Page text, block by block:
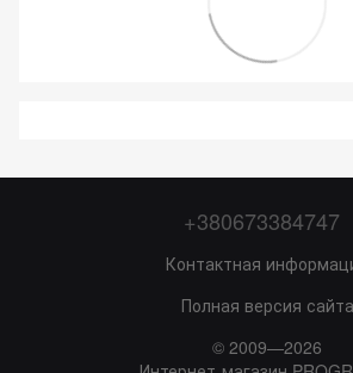
+380673384747
Контактная
Полная версия сайта
© 2009—2026